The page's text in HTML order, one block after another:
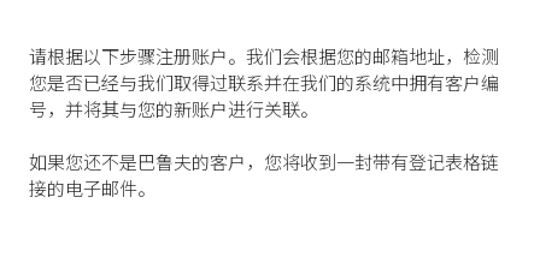
请根据以下步骤注册账户。我们会根据您的邮箱地址，检测
您是否已经与我们取得过联系并在我们的系统中拥有客户编
号，并将其与您的新账户进行关联。
如果您还不是巴鲁夫的客户，您将收到一封带有登记表格链
接的电子邮件。